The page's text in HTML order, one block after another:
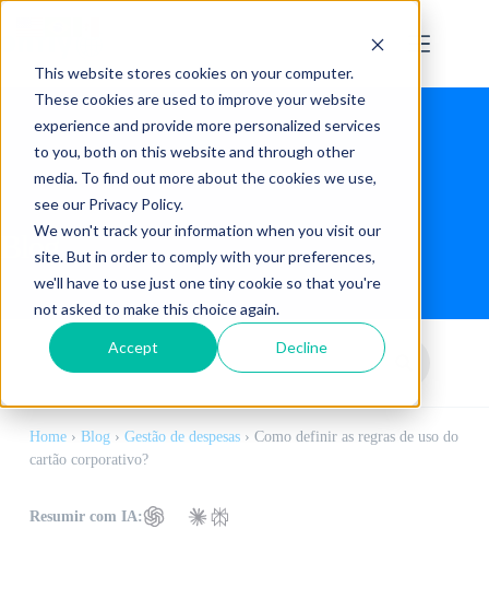
This website stores cookies on your computer.
These cookies are used to improve your website
experience and provide more personalized services
to you, both on this website and through other
media. To find out more about the cookies we use,
see our Privacy Policy.
We won't track your information when you visit our
site. But in order to comply with your preferences,
we'll have to use just one tiny cookie so that you're
not asked to make this choice again.
Accept Decline
Blog
Home› Blog› Gestão de despesas› Como definir as regras de uso do
cartão corporativo?
Resumir com IA: